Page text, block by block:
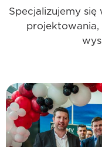
Specjalizujemy się
projektowania,